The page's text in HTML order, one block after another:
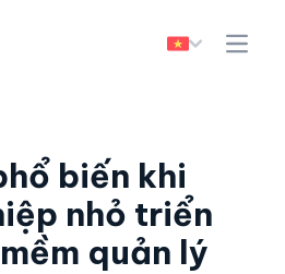
biến khi
nhỏ triển
quản lý